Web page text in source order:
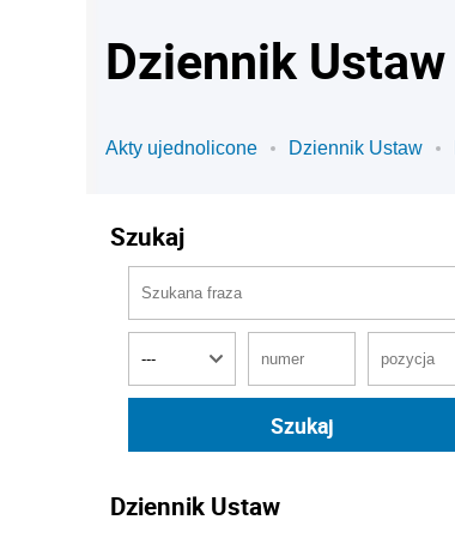
Dziennik Ustaw
Akty ujednolicone Dziennik Ustaw
Szukaj
Dziennik Ustaw